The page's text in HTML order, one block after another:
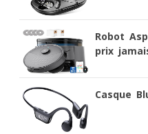
Robot
prix
Casque